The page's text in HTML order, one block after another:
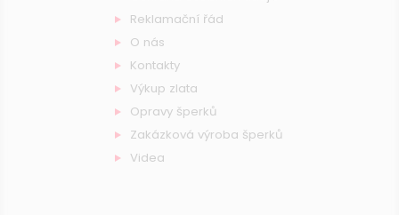
Reklamační řád
O nás
Kontakty
Výkup zlata
Opravy šperků
Zakázková výroba šperků
Videa